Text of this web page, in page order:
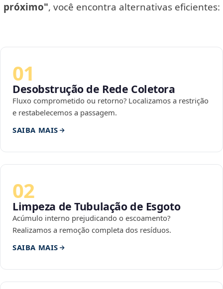
próximo", você encontra alternativas eficientes:
01
Desobstrução de Rede Coletora
Fluxo comprometido ou retorno? Localizamos a restrição
e restabelecemos a passagem.
SAIBA MAIS
02
Limpeza de Tubulação de Esgoto
Acúmulo interno prejudicando o escoamento?
Realizamos a remoção completa dos resíduos.
SAIBA MAIS